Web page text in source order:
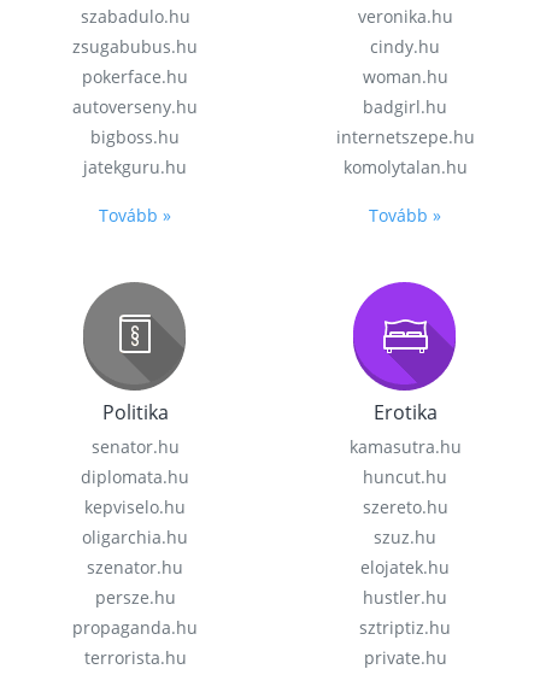
szabadulo.hu
zsugabubus.hu
pokerface.hu
autoverseny.hu
bigboss.hu
jatekguru.hu
Tovább »
veronika.hu
cindy.hu
woman.hu
badgirl.hu
internetszepe.hu
komolytalan.hu
Tovább »
Politika
senator.hu
diplomata.hu
kepviselo.hu
oligarchia.hu
szenator.hu
persze.hu
propaganda.hu
terrorista.hu
Erotika
kamasutra.hu
huncut.hu
szereto.hu
szuz.hu
elojatek.hu
hustler.hu
sztriptiz.hu
private.hu